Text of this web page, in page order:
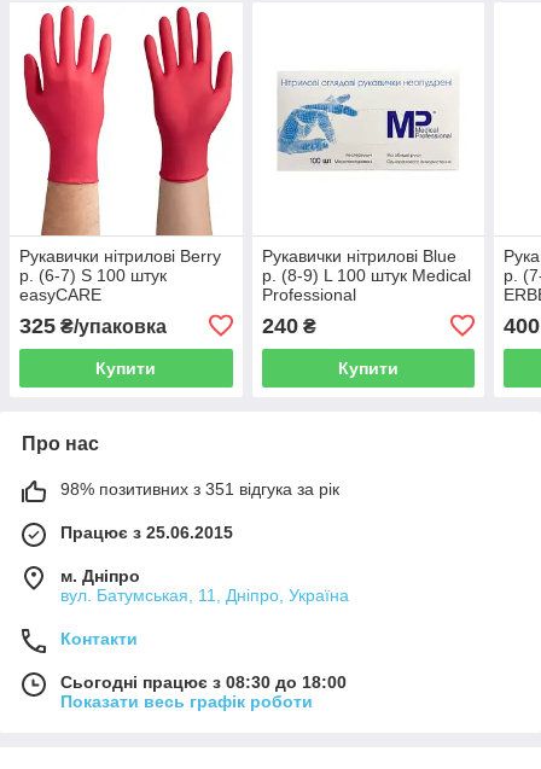
Рукавички нітрилові Berry
р. (6-7) S 100 штук
easyCARE
325 ₴/упаковка
Купити
Рукавички нітрилові Blue
р. (8-9) L 100 штук Medical
Professional
240₴
Купити
р.
400
Про нас
98% позитивних з 351 відгука за рік
Працює з 25.06.2015
м. Дніпро
вул. Батумськая, 11, Дніпро, Україна
Контакти
Сьогодні працює з 08:30 до 18:00
Показати весь графік роботи